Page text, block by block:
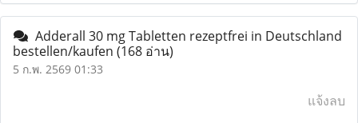
Adderall 30 mg Tabletten rezeptfrei in Deutschland
bestellen/kaufen (168 อ่าน)
5 ก.พ. 2569 01:33
แจ้งลบ